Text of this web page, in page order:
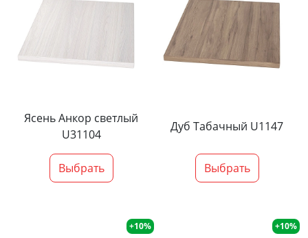
Ясень Анкор светлый
U31104
Выбрать
Дуб Табачный U1147
Выбрать
+10% +10%